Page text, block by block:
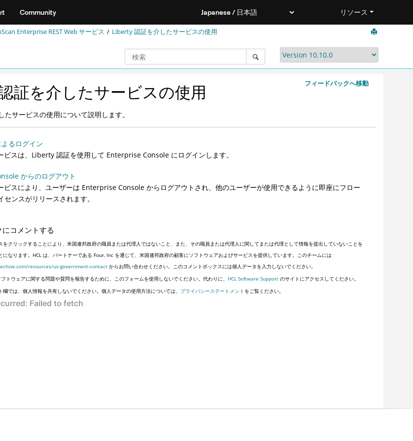
Community リソース
Enterprise REST Web サービス Liberty 認証を介したサービスの使用
フィードバックへ移動
証を介したサービスの使用
サービスの使用について説明します。
るログイン
ビスは、Liberty 認証を使用して Enterprise Console にログインします。
からのログアウト
ビスにより、ユーザーは Enterprise Console からログアウトされ、他のユーザーが使用できるように即座にフロー
センスがリリースされます。
コメントする
をクリックすることにより、米国連邦政府の職員または代理人ではないこと、また、その職員または代理人に関してまたは代理として情報を提出していないことを
になります。HCL は、パートナーである Four, Inc を通じて、米国連邦政府の顧客にソフトウェアおよびサービスを提供しています。このチームには
resources/us-government-contact からお問い合わせください。このコメントボックスには個人データを入力しないでください。
トウェアに関する問題や質問を報告するために、このフォームを使用しないでください。代わりに、 HCL Software Support のサイトにアクセスしてください。
欄では、個人情報を共有しないでください。個人データの使用方法については、 プライバシーステートメント をご覧ください。